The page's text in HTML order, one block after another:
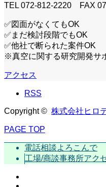
TEL 072-812-2220 FAX
✅図面がなくてもOK
✅まだ検討段階でもOK
✅他社で断られた案件OK
※真空に関する研究開発サ
アクセス
RSS
Copyright © 株式会社ヒロ
PAGE TOP
電話相談よろこんで
工場/商談事務所アク